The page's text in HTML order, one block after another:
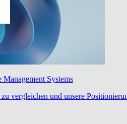
Systems
vergleichen und unsere